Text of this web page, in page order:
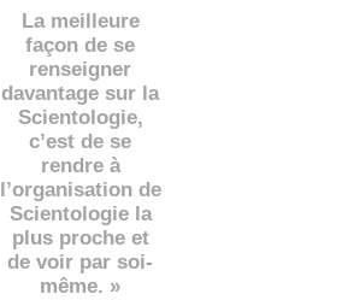
La meilleure
façon de se
renseigner
davantage sur la
Scientologie,
c’est de se
rendre à
l’organisation de
Scientologie la
plus proche et
de voir par soi-
même. »